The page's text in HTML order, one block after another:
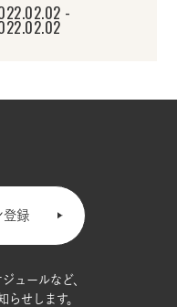
-
登録
ュールなど、
せします。